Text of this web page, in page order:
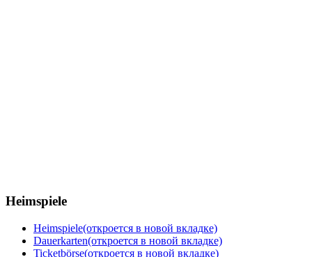
Heimspiele
Heimspiele(откроется в новой вкладке)
Dauerkarten(откроется в новой вкладке)
Ticketbörse(откроется в новой вкладке)